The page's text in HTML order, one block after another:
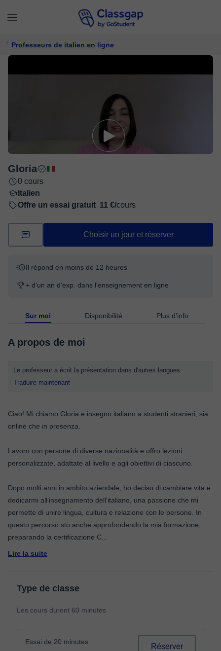
Professeurs de italien en ligne
Gloria
0 cours
Italien
Offre un essai gratuit 11 €/cours
Choisir un jour et réserver
Il répond en moins de 12 heures
+ d'un an d'exp. dans l'enseignement en ligne
Sur moi Disponibilité Plus d'info
A propos de moi
Le professeur a écrit la présentation dans d'autres langues
Traduire maintenant
Ciao! Mi chiamo Gloria e insegno italiano a studenti stranieri, sia
online che in presenza.
Lavoro con persone di diverse nazionalità e offro lezioni
personalizzate, adattate al livello e agli obiettivi di ciascuno.
Dopo molti anni in ambito aziendale, ho deciso di cambiare vita e
dedicarmi all’insegnamento dell’italiano, una passione che mi
permette di unire lingua, cultura e relazione con le persone. In
questo percorso sto anche approfondendo la mia formazione,
preparando la certificazione C
Lire la suite
Type de classe
Les cours durent 60 minutes
Essai de 20 minutes
Réserver